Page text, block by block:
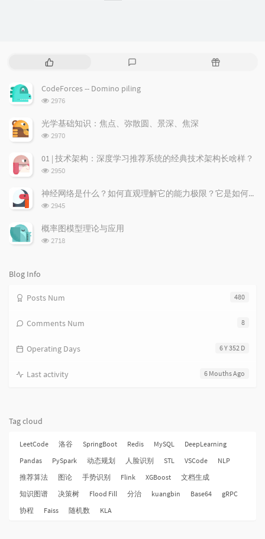
P
p
u
a
r
r
t
c
l
s
e
t
m
n
R
t
l
CodeForces -- Domino piling
浏
次
数:
2976
光学基础知识：焦点、弥散圆、景深、焦深
浏
次
数:
2970
01 | 技术架构：深度学习推荐系统的经典技术架构长啥样？
浏
次
数:
2950
神经网络是什么？如何直观理解它的能力极限？它是如何无限逼近真理？
浏
次
数:
2945
概率图模型理论与应用
浏
2718
Blog Info
480
Posts Num
8
Comments Num
6 Y 352 D
Operating Days
6 Mouths Ago
Last activity
Tag cloud
LeetCode 洛谷 SpringBoot Redis MySQL
DeepLearning
Pandas
PySpark 动态规划 人脸识别 STL VSCode
NLP
推荐算法
图论 手势识别 Flink XGBoost
文档生成
知识图谱
决策树 Flood Fill 分治 kuangbin Base64
gRPC
协程
Faiss 随机数 KLA